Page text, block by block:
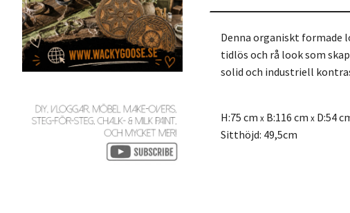
Denna organiskt formade
tidlös och rå look som
solid och industriell
H:75 cm x B:116 cm x D:54
Sitthöjd: 49,5cm